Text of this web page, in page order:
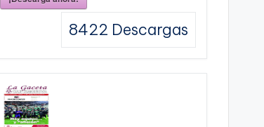
8422 Descargas